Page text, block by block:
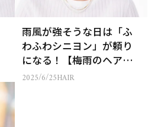
雨風が強そうな日は「ふ
わふわシニヨン」が頼り
になる！【梅雨のヘアア
レンジ】
2025/6/25HAIR